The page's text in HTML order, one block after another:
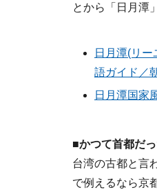
とから「日月潭
日月潭(リ
語ガイド／
日月潭国家
■かつて首都だ
台湾の古都と言
で例えるなら京